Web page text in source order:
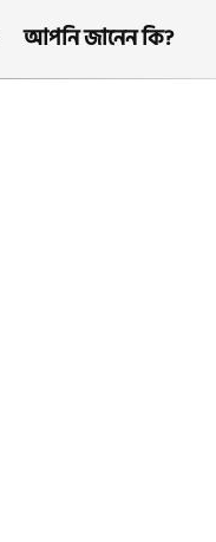
আপনি জানেন কি?